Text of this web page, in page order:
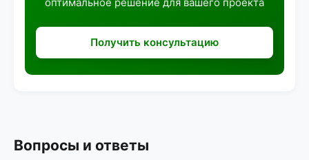
Получить консультацию
Вопросы и ответы